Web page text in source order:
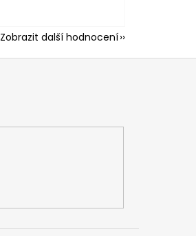
Zobrazit další hodnocení